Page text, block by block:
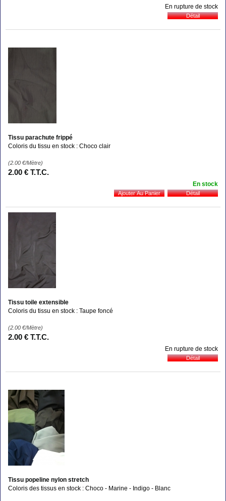
En rupture de stock
Tissu parachute frippé
Coloris du tissu en stock : Choco clair
(2.00 €/Mètre)
2.00 € T.T.C.
En stock
Tissu toile extensible
Coloris du tissu en stock : Taupe foncé
(2.00 €/Mètre)
2.00 € T.T.C.
En rupture de stock
Tissu popeline nylon stretch
Coloris des tissus en stock : Choco - Marine - Indigo - Blanc